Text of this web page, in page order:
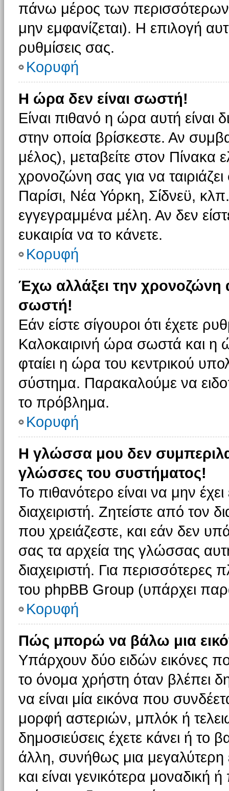
πάνω μέρος των περισσότερων
μην εμφανίζεται). Η επιλογή
ρυθμίσεις σας.
Κορυφή
Η ώρα δεν είναι σωστή!
Είναι πιθανό η ώρα αυτή είναι
στην οποία βρίσκεστε. Αν
μέλος), μεταβείτε στον Πίνακα
χρονοζώνη σας για να
Παρίσι, Νέα Υόρκη, Σίδνεϋ,
εγγεγραμμένα μέλη. Αν δεν
ευκαιρία να το κάνετε.
Κορυφή
Έχω αλλάξει την χρονοζώνη
σωστή!
Εάν είστε σίγουροι ότι έχετε
Καλοκαιρινή ώρα σωστά και η
φταίει η ώρα του κεντρικού
σύστημα. Παρακαλούμε να
το πρόβλημα.
Κορυφή
Η γλώσσα μου δεν
γλώσσες του συστήματος!
Το πιθανότερο είναι να μην
διαχειριστή. Ζητείστε από τον
που χρειάζεστε, και εάν δεν
σας τα αρχεία της γλώσσας
διαχειριστή. Για περισσότερες
του phpBB Group (υπάρχει
Κορυφή
Πώς μπορώ να βάλω μια
Υπάρχουν δύο ειδών εικόνες
το όνομα χρήστη όταν βλέπει
να είναι μία εικόνα που
μορφή αστεριών, μπλόκ ή
δημοσιεύσεις έχετε κάνει ή
άλλη, συνήθως μια
και είναι γενικότερα